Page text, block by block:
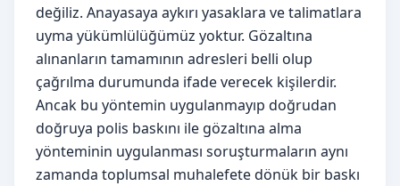
değiliz. Anayasaya aykırı yasaklara ve talimatlara
uyma yükümlülüğümüz yoktur. Gözaltına
alınanların tamamının adresleri belli olup
çağrılma durumunda ifade verecek kişilerdir.
Ancak bu yöntemin uygulanmayıp doğrudan
doğruya polis baskını ile gözaltına alma
yönteminin uygulanması soruşturmaların aynı
zamanda toplumsal muhalefete dönük bir baskı